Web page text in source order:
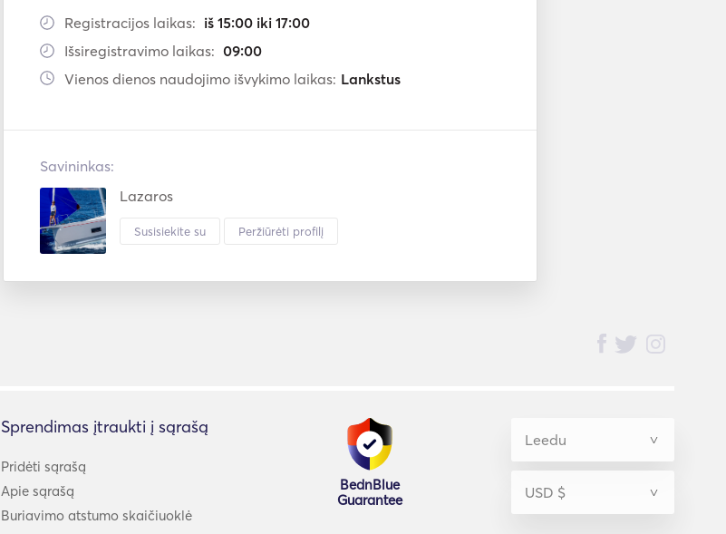
Registracijos laikas: iš 15:00 iki 17:00
Išsiregistravimo laikas: 09:00
Vienos dienos naudojimo išvykimo laikas: Lankstus
Savininkas:
Lazaros
Susisiekite su Peržiūrėti profilį
Sprendimas įtraukti į sąrašą
Pridėti sąrašą
Apie sąrašą
Buriavimo atstumo skaičiuoklė
BednBlue
Guarantee